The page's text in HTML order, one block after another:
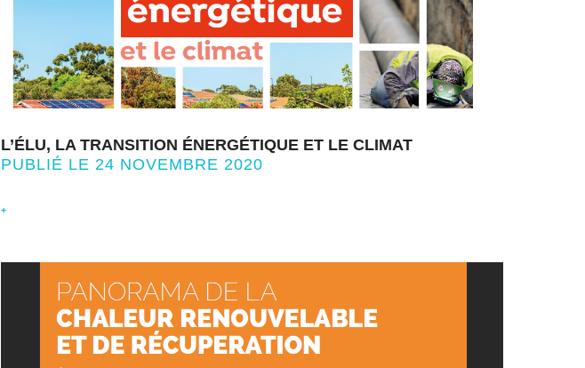
L’ÉLU, LA TRANSITION ÉNERGÉTIQUE ET LE CLIMAT
PUBLIÉ LE 24 NOVEMBRE 2020
+